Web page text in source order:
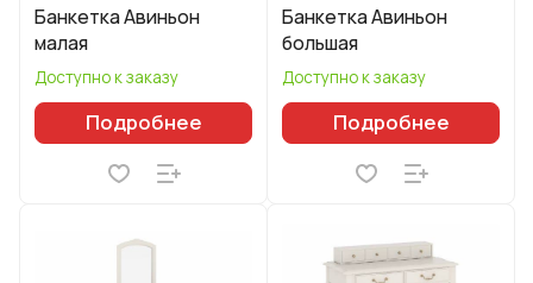
Банкетка Авиньон
малая
Доступно к заказу
Подробнее
Банкетка Авиньон
большая
Доступно к заказу
Подробнее